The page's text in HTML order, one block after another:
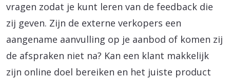
vragen zodat je kunt leren van de feedback die
zij geven. Zijn de externe verkopers een
aangename aanvulling op je aanbod of komen zij
de afspraken niet na? Kan een klant makkelijk
zijn online doel bereiken en het juiste product